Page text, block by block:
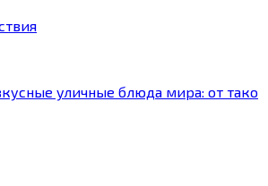
уличные блюда мира: от тако